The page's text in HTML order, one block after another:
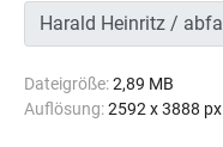
Dateigröße:2,89 MB
Auflösung:2592 x 3888 px